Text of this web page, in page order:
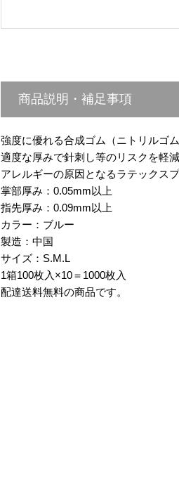
商品説明・補足事項
強度に優れる合成ゴム（ニトリルゴ
適度な厚みで針刺し等のリスクを軽
アレルギーの原因となるラテックス
掌部厚み：0.05mm以上
指先厚み：0.09mm以上
カラー：ブルー
製造：中国
サイズ：S.M.L
1箱100枚入×10＝1000枚入
配達送料無料の商品です。